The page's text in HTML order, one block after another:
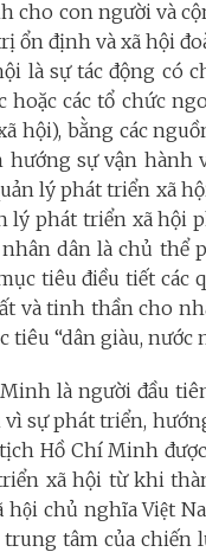
cho con người và
ổn định và xã hội
là sự tác động có
hoặc các tổ chức
hội), bằng các
hướng sự vận hành
uản lý phát triển xã
lý phát triển xã hội
dân là chủ thể
tiêu điều tiết các
và tinh thần cho
tiêu “dân giàu, nước
là người đầu
sự phát triển,
Hồ Chí Minh
xã hội từ khi
hội chủ nghĩa Việt
tâm của chiến